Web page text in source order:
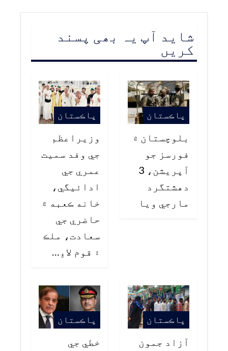
شاید آپ یہ بھی پسند
کریں
پاڪستان
بلوچستان ۾
فورسز جو
آپريشن، 3
دهشتگرد
مارجي ويا
پاڪستان
وزيراعظم
جي وفد سميت
عمري جي
ادائيگي،
خانه ڪعبه ۾
حاضري جي
سعادت، ملڪ
۽ قوم لاءِ…
پاڪستان
آزاد جمون
پاڪستان
خطي جي